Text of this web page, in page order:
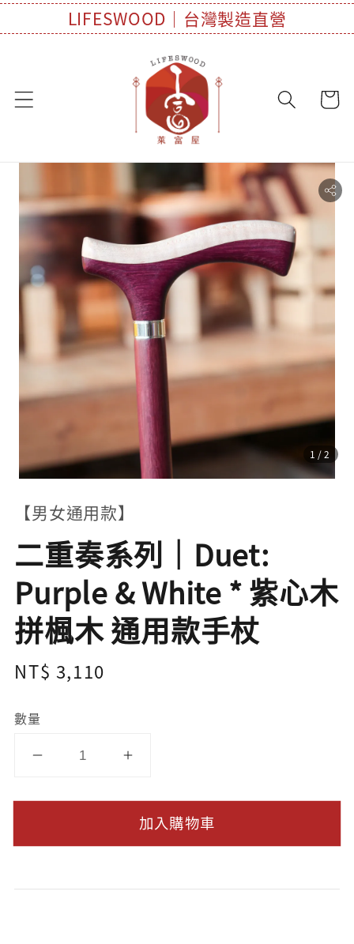
LIFESWOOD｜台灣製造直營
1 /2
【男女通用款】
二重奏系列｜Duet:
Purple & White * 紫心木
拼楓木 通用款手杖
Regular
NT$ 3,110
數量
加入購物車